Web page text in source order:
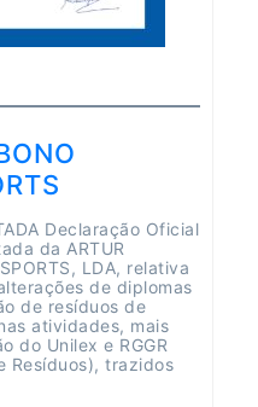
Declaração Oficial
da ARTUR
LDA, relativa
de diplomas
de resíduos de
atividades, mais
do Unilex e RGGR
Resíduos), trazidos